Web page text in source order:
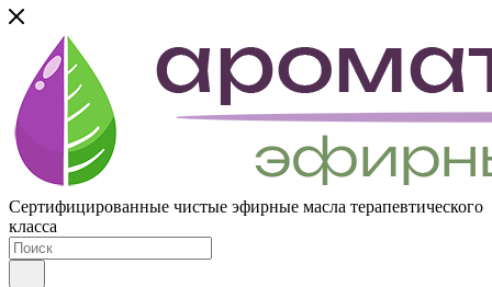
Сертифицированные чистые эфирные масла терапевтического
класса